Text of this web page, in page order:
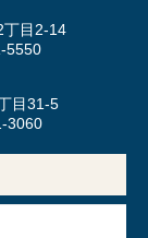
目2-14
5550
目31-5
3060